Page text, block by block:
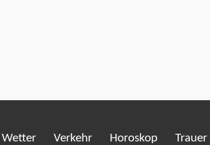
Wetter Verkehr Horoskop Trauer